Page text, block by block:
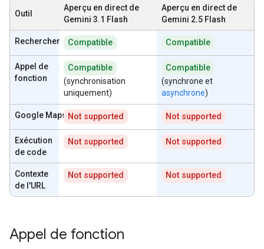
Outil
Aperçu en direct de
Gemini 3.1 Flash
Aperçu en direct de
Gemini 2.5 Flash
Rechercher Compatible Compatible
Appel de
fonction
Compatible
(synchronisation
uniquement)
Compatible
(synchrone et
asynchrone)
Google Maps Not supported Not supported
Exécution
de code
Not supported Not supported
Contexte
de l'URL
Not supported Not supported
Appel de fonction